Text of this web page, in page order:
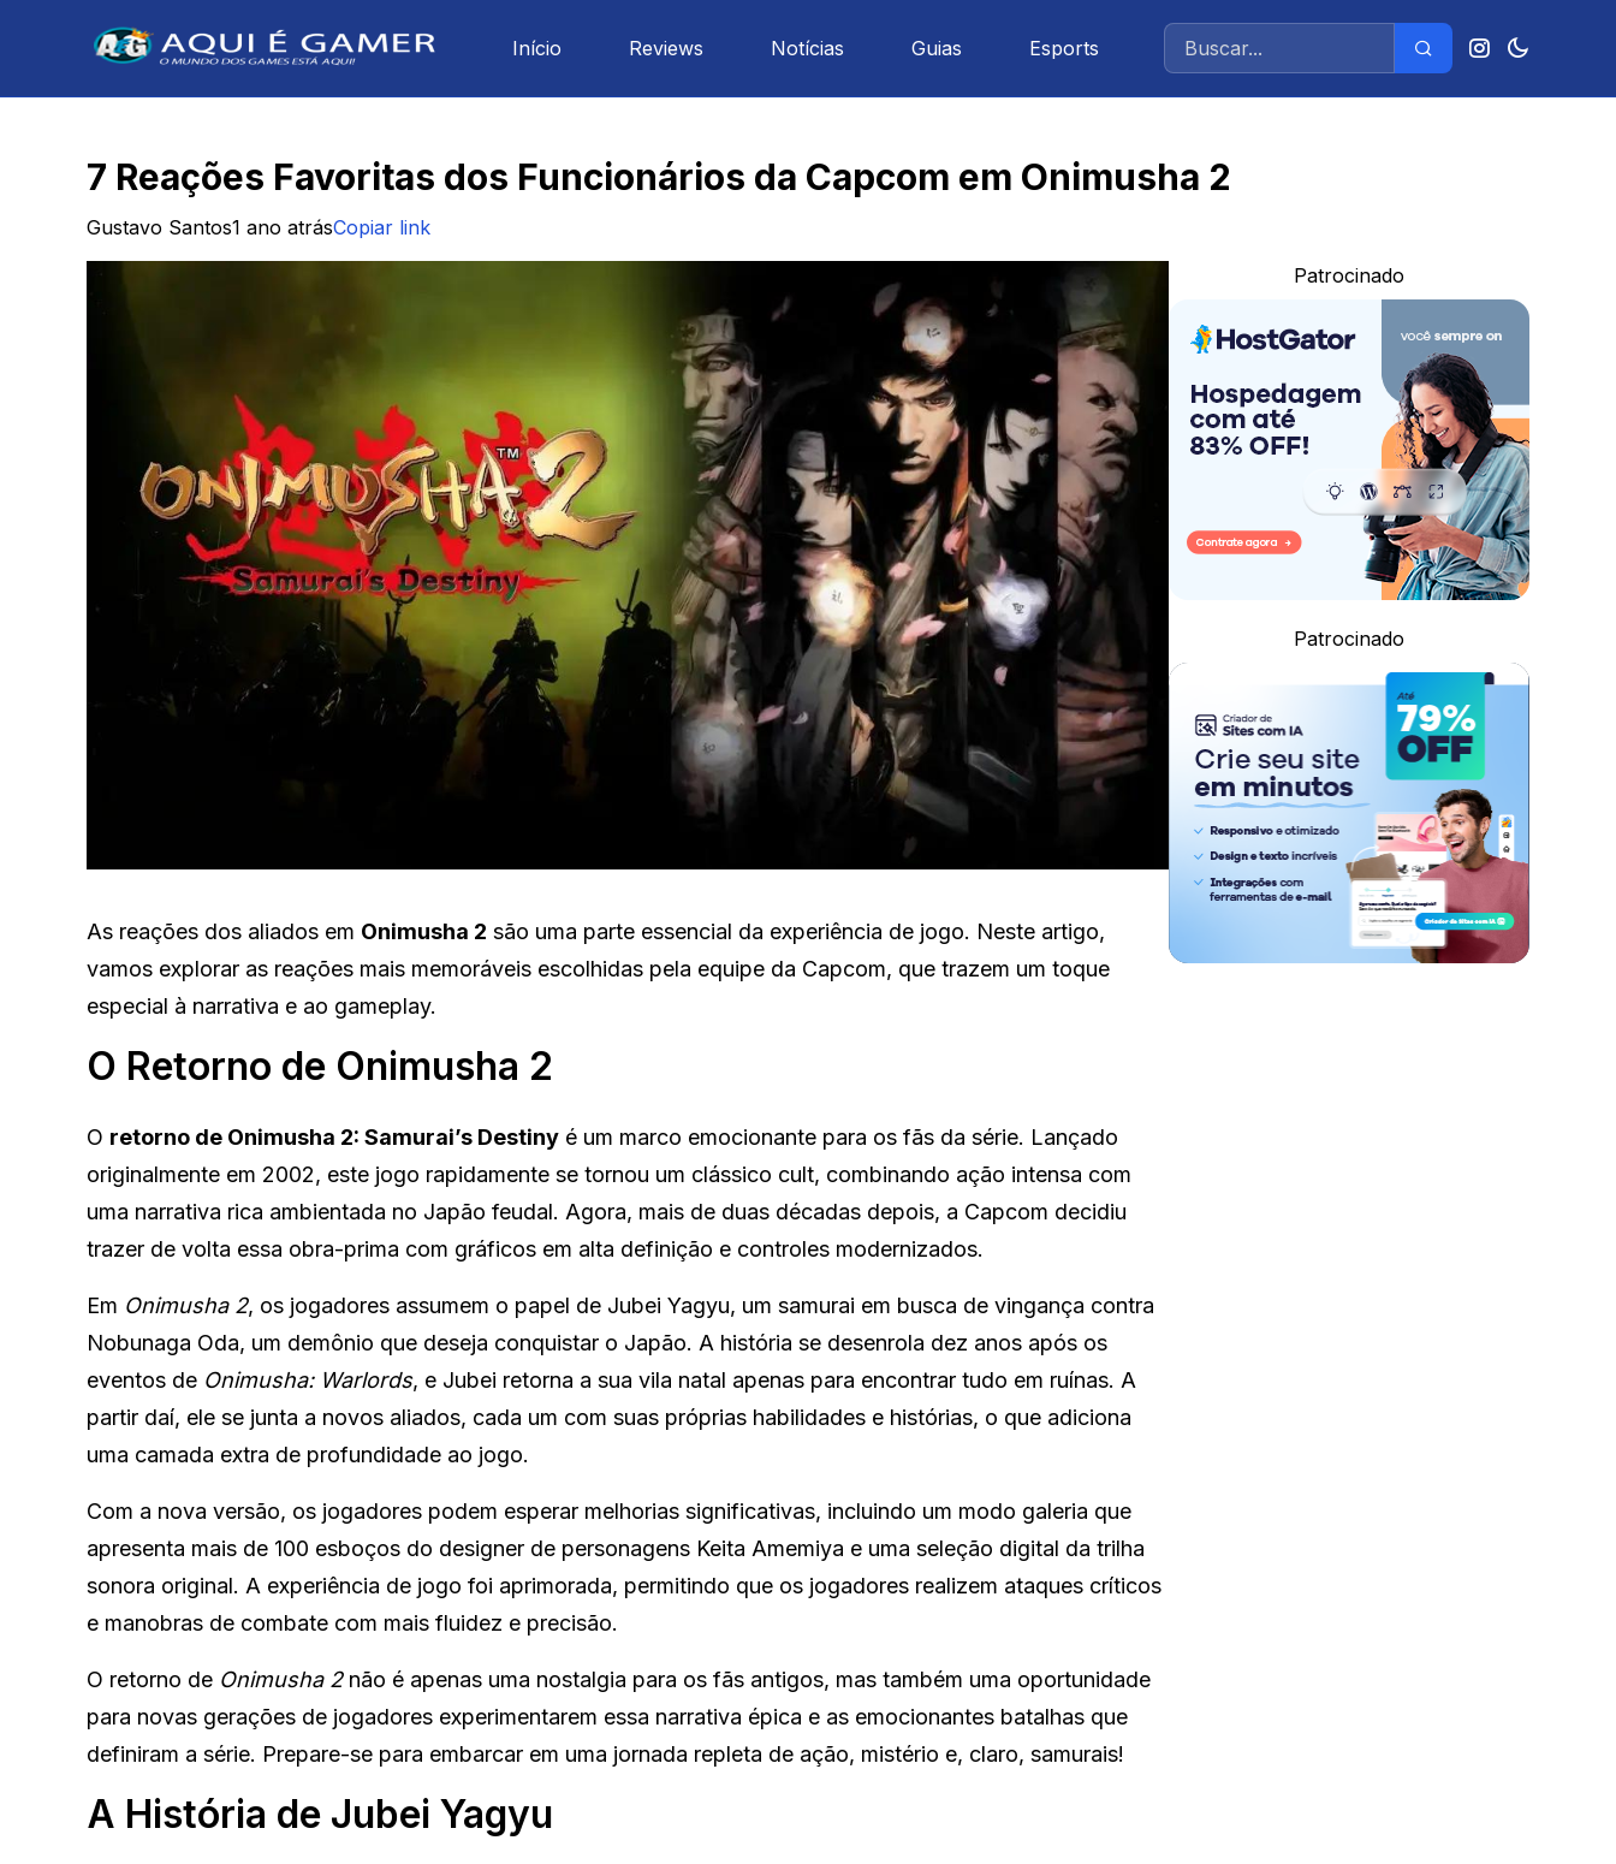
Início Reviews Notícias Guias Esports
7 Reações Favoritas dos Funcionários da Capcom em Onimusha 2
Gustavo Santos1 ano atrásCopiar link
As reações dos aliados em Onimusha 2 são uma parte essencial da experiência de jogo. Neste artigo,
vamos explorar as reações mais memoráveis escolhidas pela equipe da Capcom, que trazem um toque
especial à narrativa e ao gameplay.
O Retorno de Onimusha 2
O retorno de Onimusha 2: Samurai’s Destiny é um marco emocionante para os fãs da série. Lançado
originalmente em 2002, este jogo rapidamente se tornou um clássico cult, combinando ação intensa com
uma narrativa rica ambientada no Japão feudal. Agora, mais de duas décadas depois, a Capcom decidiu
trazer de volta essa obra-prima com gráficos em alta definição e controles modernizados.
Em Onimusha 2, os jogadores assumem o papel de Jubei Yagyu, um samurai em busca de vingança contra
Nobunaga Oda, um demônio que deseja conquistar o Japão. A história se desenrola dez anos após os
eventos de Onimusha: Warlords, e Jubei retorna a sua vila natal apenas para encontrar tudo em ruínas. A
partir daí, ele se junta a novos aliados, cada um com suas próprias habilidades e histórias, o que adiciona
uma camada extra de profundidade ao jogo.
Com a nova versão, os jogadores podem esperar melhorias significativas, incluindo um modo galeria que
apresenta mais de 100 esboços do designer de personagens Keita Amemiya e uma seleção digital da trilha
sonora original. A experiência de jogo foi aprimorada, permitindo que os jogadores realizem ataques críticos
e manobras de combate com mais fluidez e precisão.
O retorno de Onimusha 2não é apenas uma nostalgia para os fãs antigos, mas também uma oportunidade
para novas gerações de jogadores experimentarem essa narrativa épica e as emocionantes batalhas que
definiram a série. Prepare-se para embarcar em uma jornada repleta de ação, mistério e, claro, samurais!
A História de Jubei Yagyu
Patrocinado
Patrocinado